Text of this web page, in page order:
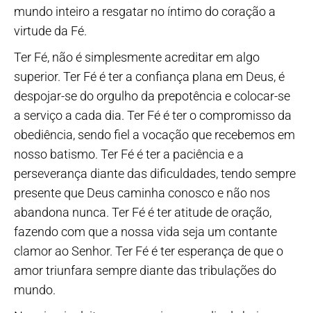
mundo inteiro a resgatar no íntimo do coração a
virtude da Fé.
Ter Fé, não é simplesmente acreditar em algo
superior. Ter Fé é ter a confiança plana em Deus, é
despojar-se do orgulho da prepotência e colocar-se
a serviço a cada dia. Ter Fé é ter o compromisso da
obediência, sendo fiel a vocação que recebemos em
nosso batismo. Ter Fé é ter a paciência e a
perseverança diante das dificuldades, tendo sempre
presente que Deus caminha conosco e não nos
abandona nunca. Ter Fé é ter atitude de oração,
fazendo com que a nossa vida seja um contante
clamor ao Senhor. Ter Fé é ter esperança de que o
amor triunfara sempre diante das tribulações do
mundo.